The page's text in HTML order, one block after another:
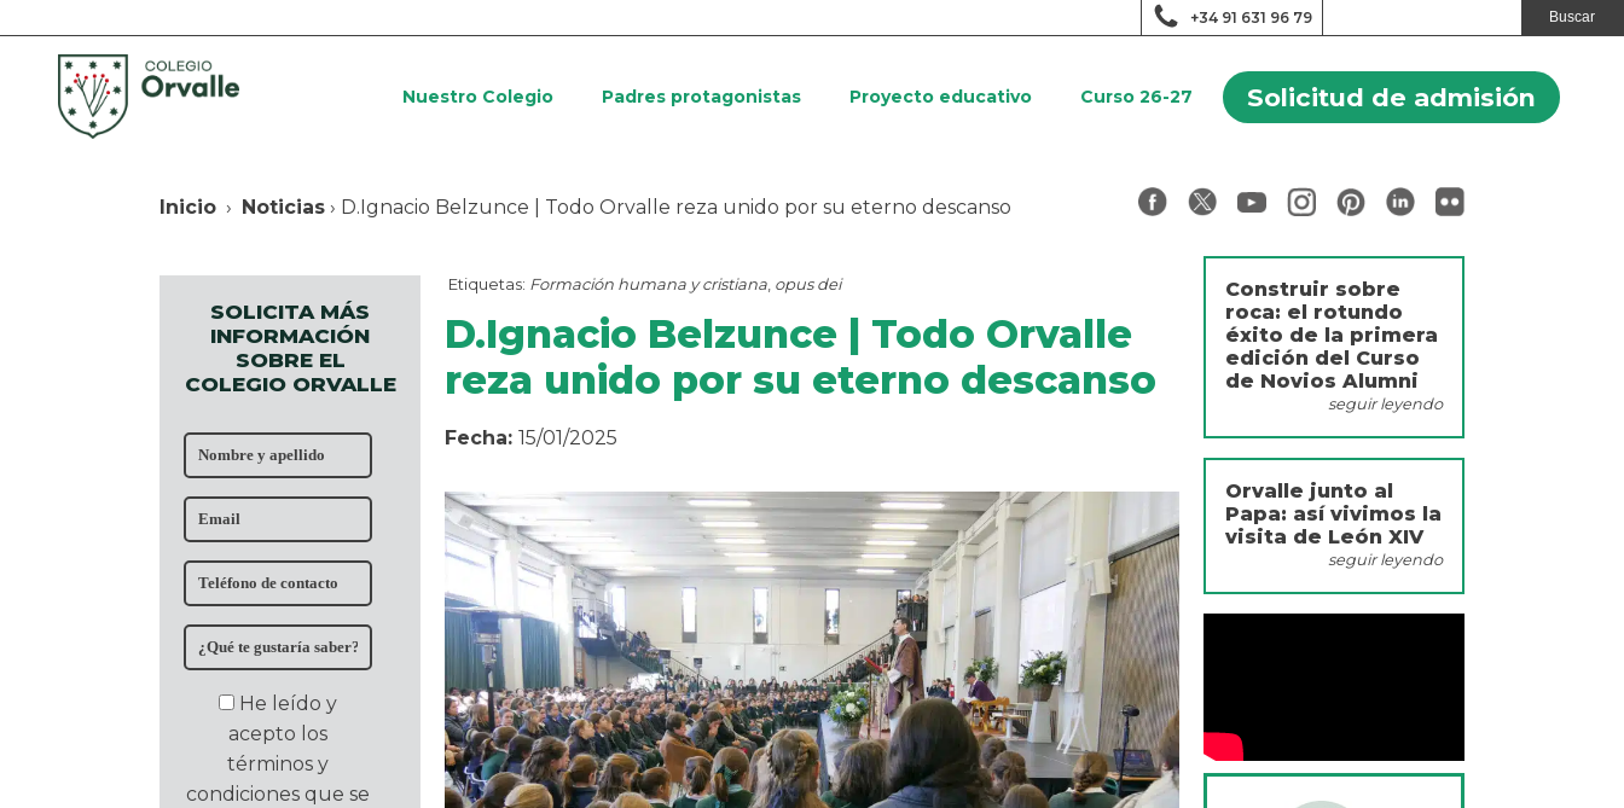
+34 91 631 96 79
Nuestro Colegio Padres protagonistas Proyecto educativo Curso 26-27 Solicitud de admisión
Inicio › Noticias › D.Ignacio Belzunce | Todo Orvalle reza unido por su eterno descanso
SOLICITA MÁS
INFORMACIÓN
SOBRE EL
COLEGIO ORVALLE
He leído y
acepto los
términos y
condiciones que se
Etiquetas: Formación humana y cristiana, opus dei
D.Ignacio Belzunce | Todo Orvalle
reza unido por su eterno descanso
Fecha: 15/01/2025
Construir sobre
roca: el rotundo
éxito de la primera
edición del Curso
de Novios Alumni
seguir leyendo
Orvalle junto al
Papa: así vivimos la
visita de León XIV
seguir leyendo